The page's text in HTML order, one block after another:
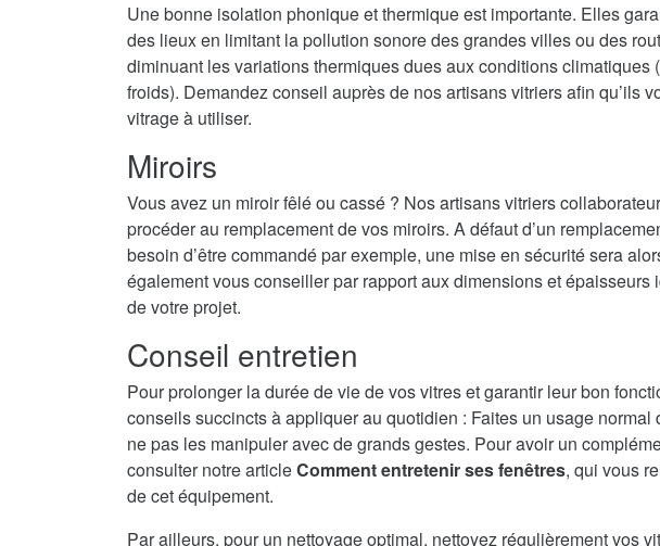
Une bonne isolation phonique et thermique est importante. Elles
des lieux en limitant la pollution sonore des grandes villes ou des
diminuant les variations thermiques dues aux conditions climatiques
froids). Demandez conseil auprès de nos artisans vitriers afin qu’ils
vitrage à utiliser.
Miroirs
Vous avez un miroir fêlé ou cassé ? Nos artisans vitriers
procéder au remplacement de vos miroirs. A défaut d’un
besoin d’être commandé par exemple, une mise en sécurité sera
également vous conseiller par rapport aux dimensions et épaisseurs
de votre projet.
Conseil entretien
Pour prolonger la durée de vie de vos vitres et garantir leur bon
conseils succincts à appliquer au quotidien : Faites un usage
ne pas les manipuler avec de grands gestes. Pour avoir un
consulter notre articleComment entretenir ses fenêtres, qui vous
de cet équipement.
Par ailleurs, pour un nettoyage optimal, nettoyez régulièrement vos